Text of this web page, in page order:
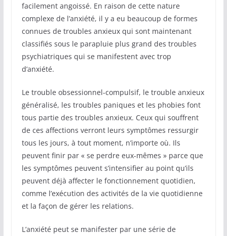
facilement angoissé. En raison de cette nature
complexe de l’anxiété, il y a eu beaucoup de formes
connues de troubles anxieux qui sont maintenant
classifiés sous le parapluie plus grand des troubles
psychiatriques qui se manifestent avec trop
d’anxiété.
Le trouble obsessionnel-compulsif, le trouble anxieux
généralisé, les troubles paniques et les phobies font
tous partie des troubles anxieux. Ceux qui souffrent
de ces affections verront leurs symptômes ressurgir
tous les jours, à tout moment, n’importe où. Ils
peuvent finir par « se perdre eux-mêmes » parce que
les symptômes peuvent s’intensifier au point qu’ils
peuvent déjà affecter le fonctionnement quotidien,
comme l’exécution des activités de la vie quotidienne
et la façon de gérer les relations.
L’anxiété peut se manifester par une série de